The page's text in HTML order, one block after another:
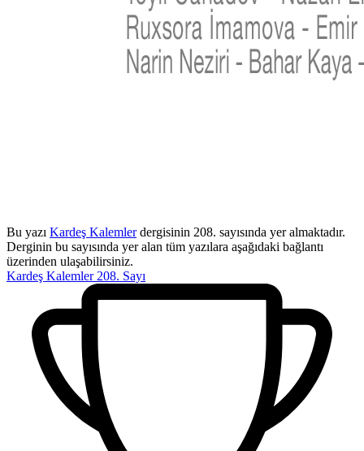
Bu yazı Kardeş Kalemlerdergisinin 208. sayısında yer almaktadır.
Derginin bu sayısında yer alan tüm yazılara aşağıdaki bağlantı
üzerinden ulaşabilirsiniz.
Kardeş Kalemler 208. Sayı